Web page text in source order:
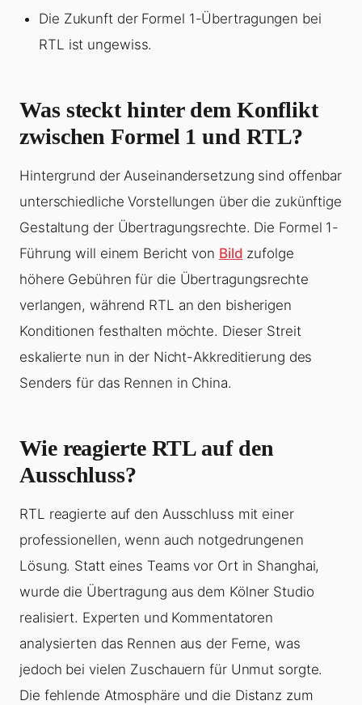
Die Zukunft der Formel 1-Übertragungen bei
RTL ist ungewiss.
Was steckt hinter dem Konflikt
zwischen Formel 1 und RTL?
Hintergrund der Auseinandersetzung sind offenbar
unterschiedliche Vorstellungen über die zukünftige
Gestaltung der Übertragungsrechte. Die Formel 1-
Führung will einem Bericht von Bild zufolge
höhere Gebühren für die Übertragungsrechte
verlangen, während RTL an den bisherigen
Konditionen festhalten möchte. Dieser Streit
eskalierte nun in der Nicht-Akkreditierung des
Senders für das Rennen in China.
Wie reagierte RTL auf den
Ausschluss?
RTL reagierte auf den Ausschluss mit einer
professionellen, wenn auch notgedrungenen
Lösung. Statt eines Teams vor Ort in Shanghai,
wurde die Übertragung aus dem Kölner Studio
realisiert. Experten und Kommentatoren
analysierten das Rennen aus der Ferne, was
jedoch bei vielen Zuschauern für Unmut sorgte.
Die fehlende Atmosphäre und die Distanz zum